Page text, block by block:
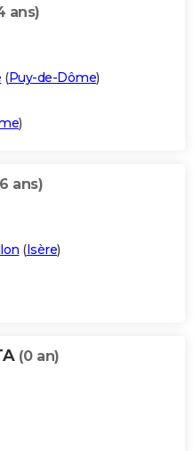
ans)
(Puy-de-Dôme)
)
ans)
(Isère)
(0 an)